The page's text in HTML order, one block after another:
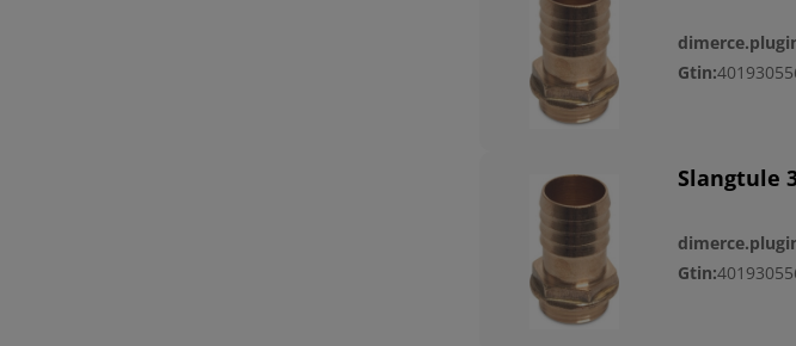
Gtin:
Slangtule
Gtin: